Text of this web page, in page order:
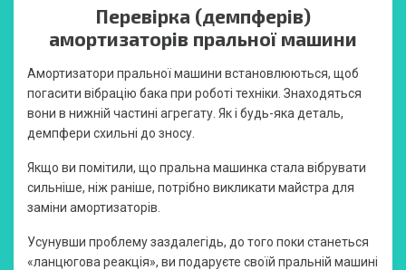
Перевірка (демпферів)
амортизаторів пральної машини
Амортизатори пральної машини встановлюються, щоб
погасити вібрацію бака при роботі техніки. Знаходяться
вони в нижній частині агрегату. Як і будь-яка деталь,
демпфери схильні до зносу.
Якщо ви помітили, що пральна машинка стала вібрувати
сильніше, ніж раніше, потрібно викликати майстра для
заміни амортизаторів.
Усунувши проблему заздалегідь, до того поки станеться
«ланцюгова реакція», ви подаруєте своїй пральній машині